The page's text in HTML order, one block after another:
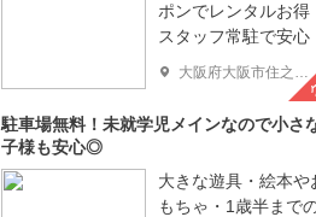
ポンでレンタルお得
スタッフ常駐で安心
大阪府大阪市住之江区
駐車場無料！未就学児メインなので小さ
子様も安心◎
大きな遊具・絵本や
もちゃ・1歳半まで